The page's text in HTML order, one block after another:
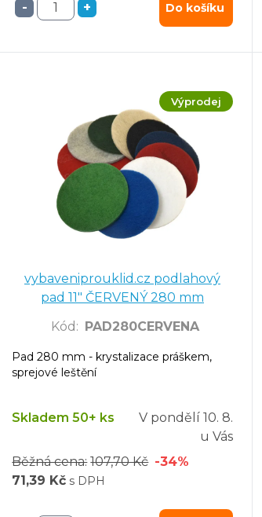
- + Do košíku
Výprodej
vybaveniprouklid.cz podlahový
pad 11" ČERVENÝ 280 mm
Kód : PAD280CERVENA
Pad 280 mm - krystalizace práškem,
sprejové leštění
Skladem 50+ ks V pondělí 10. 8.
u Vás
Běžná cena: 107,70 Kč -34%
71,39 Kč s DPH